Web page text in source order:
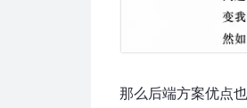
那么后端方案优点